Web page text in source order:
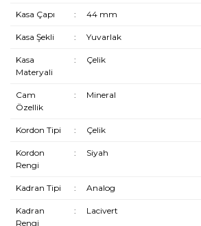
Kasa Çapı : 44 mm
Kasa Şekli : Yuvarlak
Kasa
Materyali
: Çelik
Cam
Özellik
: Mineral
Kordon Tipi : Çelik
Kordon
Rengi
: Siyah
Kadran Tipi : Analog
Kadran
Rengi
: Lacivert